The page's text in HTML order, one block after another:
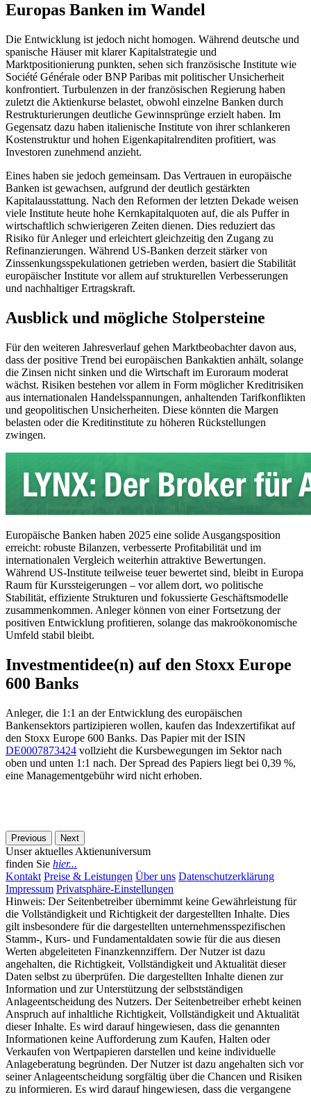
Europas Banken im Wandel
Die Entwicklung ist jedoch nicht homogen. Während deutsche und
spanische Häuser mit klarer Kapitalstrategie und
Marktpositionierung punkten, sehen sich französische Institute wie
Société Générale oder BNP Paribas mit politischer Unsicherheit
konfrontiert. Turbulenzen in der französischen Regierung haben
zuletzt die Aktienkurse belastet, obwohl einzelne Banken durch
Restrukturierungen deutliche Gewinnsprünge erzielt haben. Im
Gegensatz dazu haben italienische Institute von ihrer schlankeren
Kostenstruktur und hohen Eigenkapitalrenditen profitiert, was
Investoren zunehmend anzieht.
Eines haben sie jedoch gemeinsam. Das Vertrauen in europäische
Banken ist gewachsen, aufgrund der deutlich gestärkten
Kapitalausstattung. Nach den Reformen der letzten Dekade weisen
viele Institute heute hohe Kernkapitalquoten auf, die als Puffer in
wirtschaftlich schwierigeren Zeiten dienen. Dies reduziert das
Risiko für Anleger und erleichtert gleichzeitig den Zugang zu
Refinanzierungen. Während US-Banken derzeit stärker von
Zinssenkungsspekulationen getrieben werden, basiert die Stabilität
europäischer Institute vor allem auf strukturellen Verbesserungen
und nachhaltiger Ertragskraft.
Ausblick und mögliche Stolpersteine
Für den weiteren Jahresverlauf gehen Marktbeobachter davon aus,
dass der positive Trend bei europäischen Bankaktien anhält, solange
die Zinsen nicht sinken und die Wirtschaft im Euroraum moderat
wächst. Risiken bestehen vor allem in Form möglicher Kreditrisiken
aus internationalen Handelsspannungen, anhaltenden Tarifkonflikten
und geopolitischen Unsicherheiten. Diese könnten die Margen
belasten oder die Kreditinstitute zu höheren Rückstellungen
zwingen.
Europäische Banken haben 2025 eine solide Ausgangsposition
erreicht: robuste Bilanzen, verbesserte Profitabilität und im
internationalen Vergleich weiterhin attraktive Bewertungen.
Während US-Institute teilweise teuer bewertet sind, bleibt in Europa
Raum für Kurssteigerungen – vor allem dort, wo politische
Stabilität, effiziente Strukturen und fokussierte Geschäftsmodelle
zusammenkommen. Anleger können von einer Fortsetzung der
positiven Entwicklung profitieren, solange das makroökonomische
Umfeld stabil bleibt.
Investmentidee(n) auf den Stoxx Europe
600 Banks
Anleger, die 1:1 an der Entwicklung des europäischen
Bankensektors partizipieren wollen, kaufen das Indexzertifikat auf
den Stoxx Europe 600 Banks. Das Papier mit der ISIN
DE0007873424 vollzieht die Kursbewegungen im Sektor nach
oben und unten 1:1 nach. Der Spread des Papiers liegt bei 0,39 %,
eine Managementgebühr wird nicht erhoben.
Previous Next
Unser aktuelles Aktienuniversum
finden Sie hier...
Kontakt Preise & Leistungen Über uns Datenschutzerklärung
Impressum Privatsphäre-Einstellungen
Hinweis: Der Seitenbetreiber übernimmt keine Gewährleistung für
die Vollständigkeit und Richtigkeit der dargestellten Inhalte. Dies
gilt insbesondere für die dargestellten unternehmensspezifischen
Stamm-, Kurs- und Fundamentaldaten sowie für die aus diesen
Werten abgeleiteten Finanzkennziffern. Der Nutzer ist dazu
angehalten, die Richtigkeit, Vollständigkeit und Aktualität dieser
Daten selbst zu überprüfen. Die dargestellten Inhalte dienen zur
Information und zur Unterstützung der selbstständigen
Anlageentscheidung des Nutzers. Der Seitenbetreiber erhebt keinen
Anspruch auf inhaltliche Richtigkeit, Vollständigkeit und Aktualität
dieser Inhalte. Es wird darauf hingewiesen, dass die genannten
Informationen keine Aufforderung zum Kaufen, Halten oder
Verkaufen von Wertpapieren darstellen und keine individuelle
Anlageberatung begründen. Der Nutzer ist dazu angehalten sich vor
seiner Anlageentscheidung sorgfältig über die Chancen und Risiken
zu informieren. Es wird darauf hingewiesen, dass die vergangene